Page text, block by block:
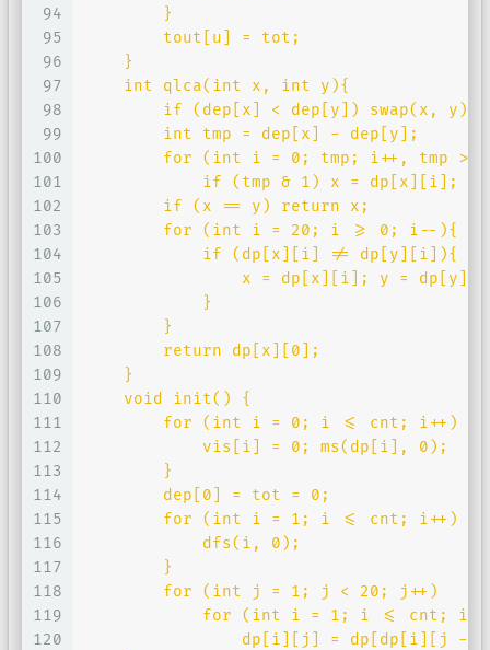
94
95
96
97
98
99
100
101
102
103
104
105
106
107
108
109
110
111
112
113
114
115
116
117
118
119
120
        }
        tout[u] = tot;
    }
    int qlca(int x, int y){
        if (dep[x] < dep[y]) swap(x, y);
        int tmp = dep[x] - dep[y];
for (int i = 0; tmp; i++, tmp
            if (tmp & 1) x = dp[x][i];
        if (x == y) return x;
        for (int i = 20; i >= 0; i--){
            if (dp[x][i] != dp[y][i]){
x = dp[x][i]; y =
            }
        }
        return dp[x][0];
    }
    void init() {
        for (int i = 0; i <= cnt; i++) {
            vis[i] = 0; ms(dp[i], 0);
        }
        dep[0] = tot = 0;
for (int i = 1; i <= cnt; i++)
            dfs(i, 0);
        }
        for (int j = 1; j < 20; j++)
for (int i = 1; i <= cnt;
dp[i][j] = dp[dp[i][j -